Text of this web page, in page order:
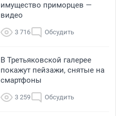
имущество приморцев —
видео
3 716 Обсудить
В Третьяковской галерее
покажут пейзажи, снятые на
смартфоны
3 259 Обсудить